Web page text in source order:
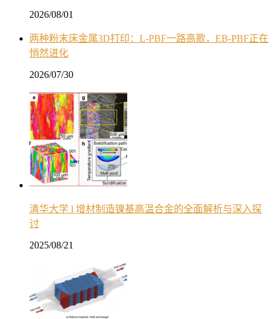
2026/08/01
两种粉末床金属3D打印：L-PBF一路高歌，EB-PBF正在
悄然进化
2026/07/30
清华大学 l 增材制造镍基高温合金的全面解析与深入探
讨
2025/08/21